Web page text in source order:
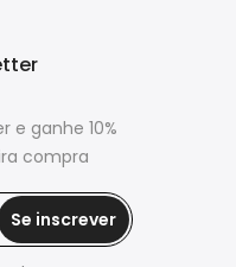
e ganhe 10%
compra
Se inscrever